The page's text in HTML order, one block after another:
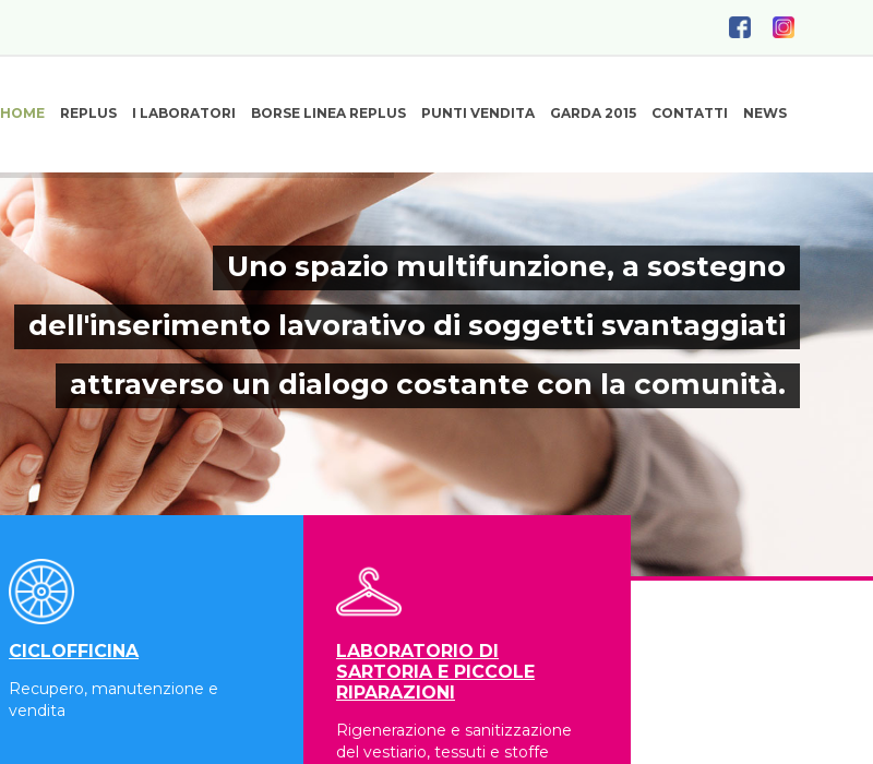
HOME REPLUS I LABORATORI BORSE LINEA REPLUS PUNTI VENDITA GARDA 2015 CONTATTI NEWS
Uno spazio multifunzione, a sostegno
dell'inserimento lavorativo di soggetti svantaggiati
attraverso un dialogo costante con la comunità.
CICLOFFICINA
Recupero, manutenzione e
vendita
LABORATORIO DI
SARTORIA E PICCOLE
RIPARAZIONI
Rigenerazione e sanitizzazione
del vestiario, tessuti e stoffe